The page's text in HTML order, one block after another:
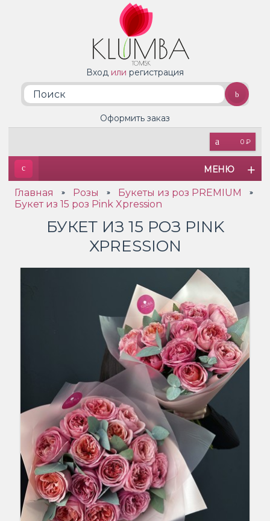
Вход или регистрация
0 ₽
Оформить заказ
МЕНЮ
Главная » Розы » Букеты из роз PREMIUM »
Букет из 15 роз Pink Xpression
БУКЕТ ИЗ 15 РОЗ PINK
XPRESSION